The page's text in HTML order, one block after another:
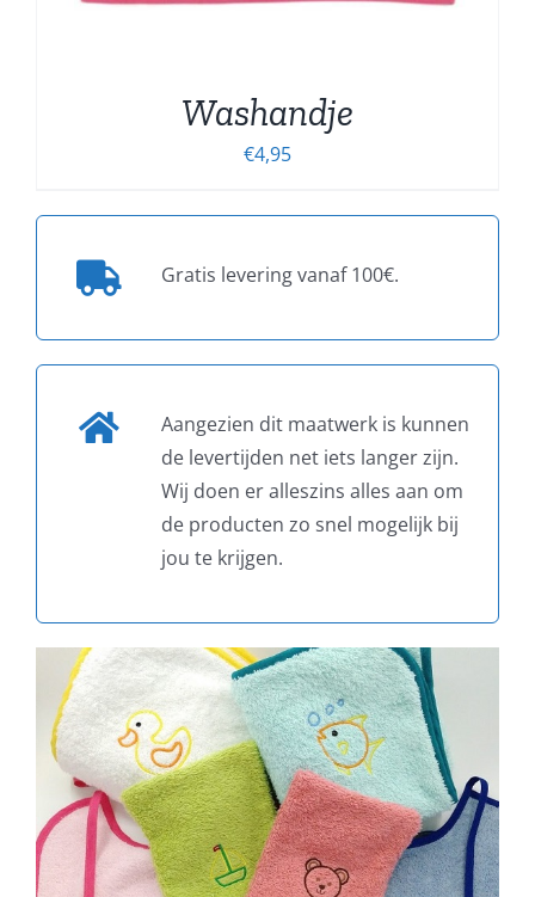
Washandje
€4,95
Gratis levering vanaf 100€.
Aangezien dit maatwerk is kunnen
de levertijden net iets langer zijn.
Wij doen er alleszins alles aan om
de producten zo snel mogelijk bij
jou te krijgen.